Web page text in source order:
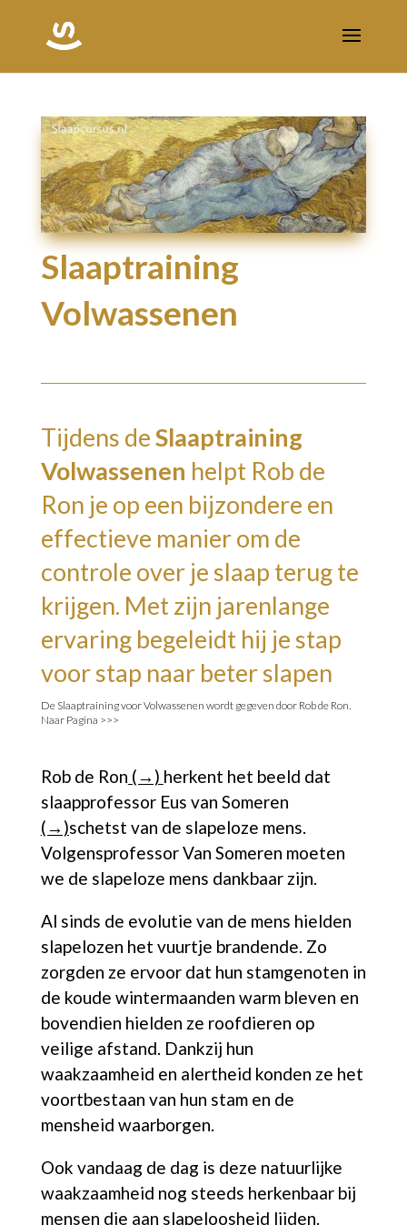
Slaaptraining
Volwassenen
Tijdens deSlaaptraining
Volwassenen helpt Rob de
Ron je op een bijzondere en
effectieve manier om de
controle over je slaap terug te
krijgen. Met zijn jarenlange
ervaring begeleidt hij je stap
voor stap naar beter slapen
De Slaaptraining voor Volwassenen wordt gegeven door Rob de Ron.
Naar Pagina >>>
Rob de Ron (→) herkent het beeld dat
slaapprofessor Eus van Someren
(→)schetst van de slapeloze mens.
Volgensprofessor Van Someren moeten
we de slapeloze mens dankbaar zijn.
Al sinds de evolutie van de mens hielden
slapelozen het vuurtje brandende. Zo
zorgden ze ervoor dat hun stamgenoten in
de koude wintermaanden warm bleven en
bovendien hielden ze roofdieren op
veilige afstand. Dankzij hun
waakzaamheid en alertheid konden ze het
voortbestaan van hun stam en de
mensheid waarborgen.
Ook vandaag de dag is deze natuurlijke
waakzaamheid nog steeds herkenbaar bij
mensen die aan slapeloosheid lijden.